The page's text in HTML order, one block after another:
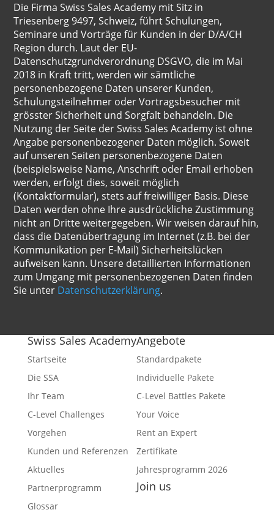
Die Firma Swiss Sales Academy mit Sitz in
Triesenberg 9497, Schweiz, führt Schulungen,
Seminare und Vorträge für Kunden in der D/A/CH
Region durch. Laut der EU-
Datenschutzgrundverordnung DSGVO, die im Mai
2018 in Kraft tritt, werden wir sämtliche
personenbezogene Daten unserer Kunden,
Schulungsteilnehmer oder Vortragsbesucher mit
grösster Sicherheit und Sorgfalt behandeln. Die
Nutzung der Seite der Swiss Sales Academy ist ohne
Angabe personenbezogener Daten möglich. Soweit
auf unseren Seiten personenbezogene Daten
(beispielsweise Name, Anschrift oder Email erhoben
werden, erfolgt dies, soweit möglich
(Kontaktformular), stets auf freiwilliger Basis. Diese
Daten werden ohne Ihre ausdrückliche Zustimmung
nicht an Dritte weitergegeben. Wir weisen darauf hin,
dass die Datenübertragung im Internet (z.B. bei der
Kommunikation per E-Mail) Sicherheitslücken
aufweisen kann. Unsere detaillierten Informationen
zum Umgang mit personenbezogenen Daten finden
Sie unter Datenschutzerklärung.
Swiss Sales Academy
Startseite
Die SSA
Ihr Team
C-Level Challenges
Vorgehen
Kunden und Referenzen
Aktuelles
Partnerprogramm
Glossar
Angebote
Standardpakete
Individuelle Pakete
C-Level Battles Pakete
Your Voice
Rent an Expert
Zertifikate
Jahresprogramm 2026
Join us